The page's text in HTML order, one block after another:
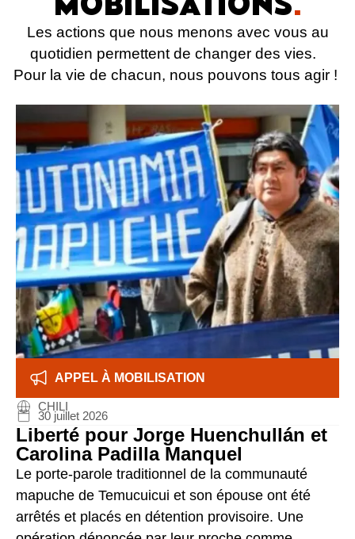
Les actions que nous menons avec vous au
quotidien permettent de changer des vies.
Pour la vie de chacun, nous pouvons tous agir !
APPEL À MOBILISATION
CHILI
30 juillet 2026
Liberté pour Jorge Huenchullán et
Carolina Padilla Manquel
Le porte-parole traditionnel de la communauté
mapuche de Temucuicui et son épouse ont été
arrêtés et placés en détention provisoire. Une